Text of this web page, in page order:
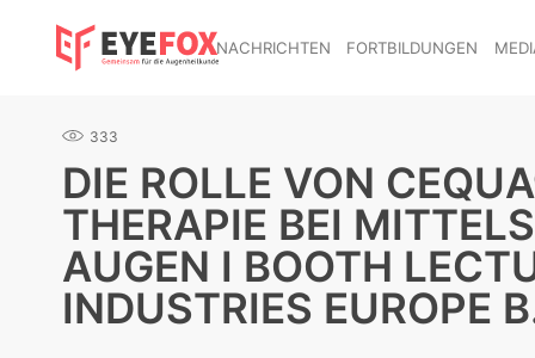
NACHRICHTEN FORTBILDUNGEN
333
DIE ROLLE VON
THERAPIE BEI
AUGEN I BOOTH
INDUSTRIES EUROPE